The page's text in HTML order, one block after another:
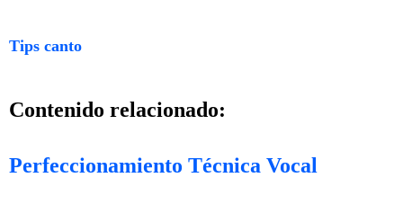
Tips canto
Contenido relacionado:
Perfeccionamiento Técnica Vocal